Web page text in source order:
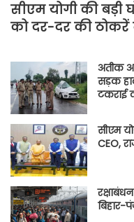
सीएम योगी की
को दर-दर की ठोकरें
अतीक
सड़क
टकराई
सीएम
CEO,
बिहार-